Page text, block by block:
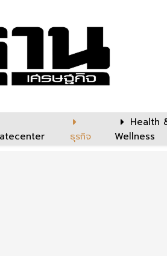
ธุรกิจ
Health
Wellness